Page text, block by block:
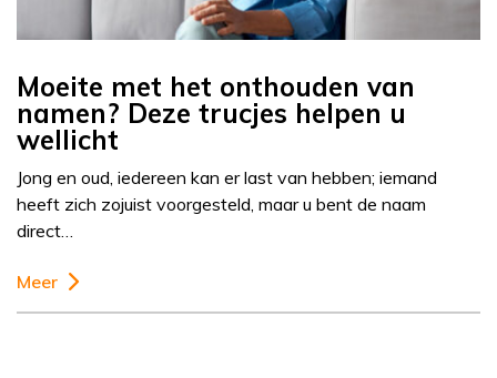
Moeite met het onthouden van
namen? Deze trucjes helpen u
wellicht
Jong en oud, iedereen kan er last van hebben; iemand
heeft zich zojuist voorgesteld, maar u bent de naam
direct…
Meer